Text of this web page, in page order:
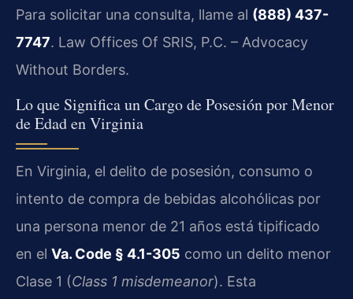
Para solicitar una consulta, llame al (888) 437-
7747. Law Offices Of SRIS, P.C. – Advocacy
Without Borders.
Lo que Significa un Cargo de Posesión por Menor
de Edad en Virginia
En Virginia, el delito de posesión, consumo o
intento de compra de bebidas alcohólicas por
una persona menor de 21 años está tipificado
en el Va. Code § 4.1-305 como un delito menor
Clase 1 (Class 1 misdemeanor). Esta